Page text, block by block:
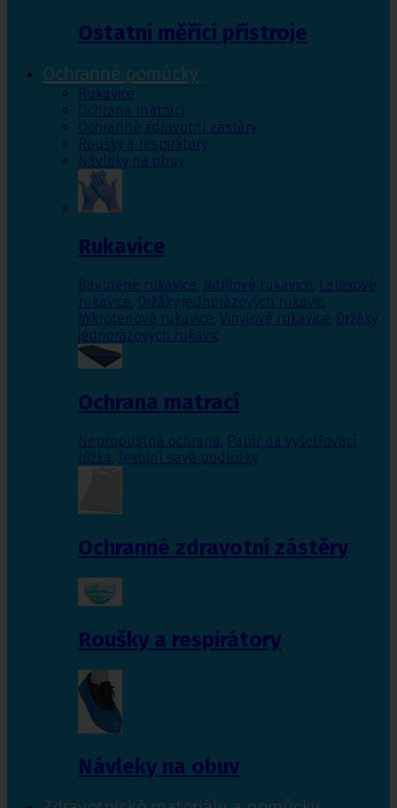
Ostatní měřící přístroje
Ochranné pomůcky
Rukavice
Ochrana matrací
Ochranné zdravotní zástěry
Roušky a respirátory
Návleky na obuv
Rukavice
Bavlněné rukavice, Nitrilové rukavice, Latexové
rukavice, Držáky jednorázových rukavic,
Mikrotenové rukavice, Vinylové rukavice, Držáky
jednorázových rukavic
Ochrana matrací
Nepropustná ochrana, Papír na vyšetřovací
lůžka, Textilní savé podložky
Ochranné zdravotní zástěry
Roušky a respirátory
Návleky na obuv